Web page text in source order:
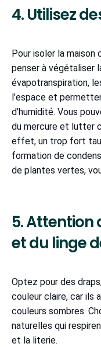
4. Utilisez
Pour isoler la maison
penser à végétaliser
évapotranspiration,
l’espace et
d’humidité. Vous
du mercure et lutter
effet, un trop fort
formation de
de plantes vertes,
5. Attention
et du linge
Optez pour des
couleur claire, car ils
couleurs sombres.
naturelles qui
et la literie.